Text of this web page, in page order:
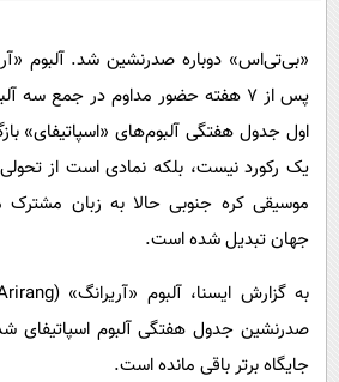
فناوری
گوناگون
حوادث
بین الملل
روانشناسی
آشپزی
دانلود
«بی‌تی‌اس» دوباره صدرنشین شد. آلبوم
پس از ۷ هفته حضور مداوم در جمع سه
اول جدول هفتگی آلبوم‌های «اسپاتیفای»
یک رکورد نیست، بلکه نمادی است از
موسیقی کره جنوبی حالا به زبان مشترک
جهان تبدیل شده است.
جایگاه برتر باقی مانده است.